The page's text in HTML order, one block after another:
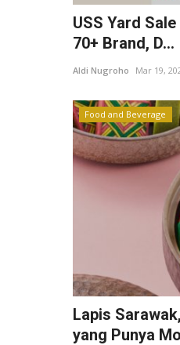
USS Yard
70+ Brand, D...
Aldi Nugroho Mar 19,
Food and Beverage
Lapis
yang Punya